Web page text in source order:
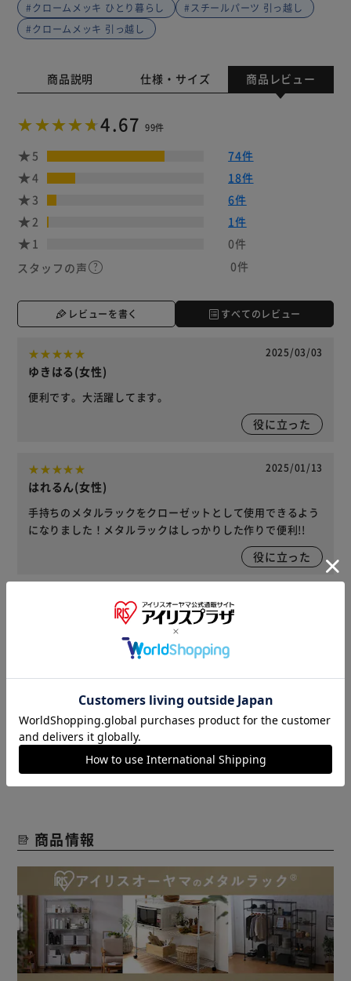
#クロームメッキ ひとり暮らし
#スチールパーツ 引っ越し
#クロームメッキ 引っ越し
商品説明 仕様・サイズ 商品レビュー
4.67 99件
5
74件
4
18件
3
6件
2
1件
1
0件
スタッフの声
0件
レビューを書く すべてのレビュー
2025/03/03
ゆきはる(女性)
便利です。大活躍してます。
役に立った
2025/01/13
はれるん(女性)
手持ちのメタルラックをクローゼットとして使用できるよう
になりました！メタルラックはしっかりした作りで便利!!
役に立った
需要に合わせて、必要なパーツを購入し、カスタマイズでき
るメタルラック本当に重宝です。
レビューをもっと見る
商品情報